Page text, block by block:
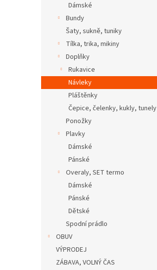
Dámské
Bundy
Šaty, sukně, tuniky
Tílka, trika, mikiny
Doplňky
Rukavice
Návleky
Pláštěnky
Čepice, čelenky, kukly, tunely
Ponožky
Plavky
Dámské
Pánské
Overaly, SET termo
Dámské
Pánské
Dětské
Spodní prádlo
OBUV
VÝPRODEJ
ZÁBAVA, VOLNÝ ČAS